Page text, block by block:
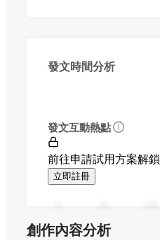
發文時間分析
發文互動熱點
前往申請試用方案解鎖
立即註冊
創作內容分析